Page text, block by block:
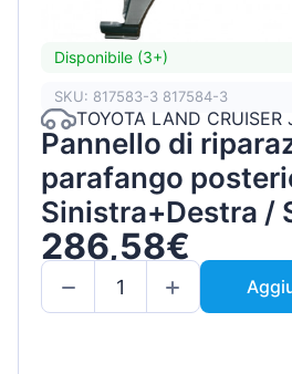
Disponibile (3+)
SKU: 817583-3 817584-3
TOYOTA LAND
Pannello di
parafango
Sinistra+Destra /
286,58€